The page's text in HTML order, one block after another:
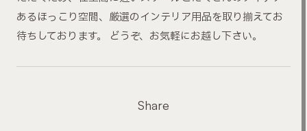
あるほっこり空間、厳選のインテリア用品を取り揃えてお
待ちしております。 どうぞ、お気軽にお越し下さい。
Share